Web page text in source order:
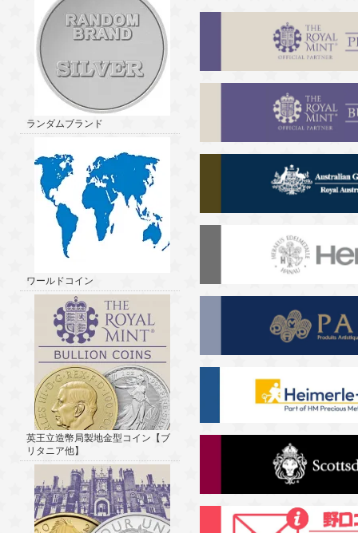
ランダムブランド
ワールドコイン
英王立造幣局製地金型コイン【ブ
リタニア他】